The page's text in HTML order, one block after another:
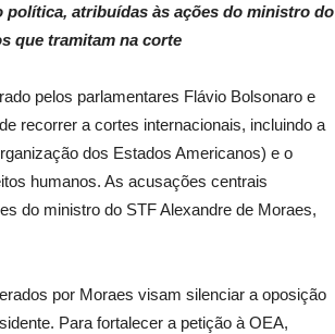
política, atribuídas às ações do ministro do
que tramitam na corte
pelos parlamentares Flávio Bolsonaro e
recorrer a cortes internacionais, incluindo a
dos Estados Americanos) e o
humanos. As acusações centrais
do ministro do STF Alexandre de Moraes,
por Moraes visam silenciar a oposição
Para fortalecer a petição à OEA,